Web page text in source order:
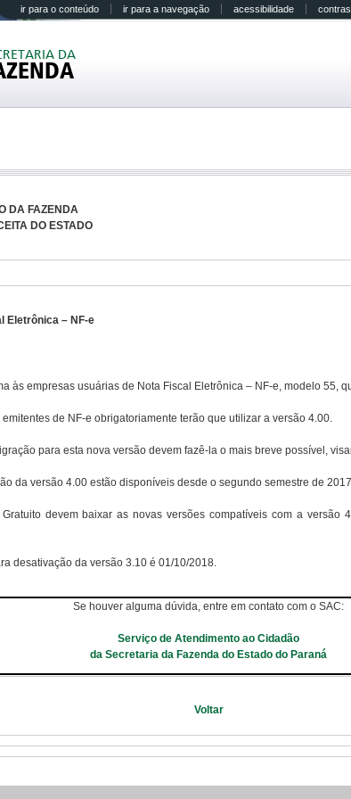
ir para o conteúdo ir para a navegação acessibilidade
DA
DA FAZENDA
DO ESTADO
Eletrônica – NF-e
às empresas usuárias de Nota Fiscal Eletrônica – NF-e, modelo 55,
de NF-e obrigatoriamente terão que utilizar a versão 4.00.
para esta nova versão devem fazê-la o mais breve possível,
da versão 4.00 estão disponíveis desde o segundo semestre de
devem baixar as novas versões compatíveis com a
desativação da versão 3.10 é 01/10/2018.
Se houver alguma dúvida, entre em contato com o SAC:
Serviço de Atendimento ao Cidadão
da Secretaria da Fazenda do Estado do Paraná
Voltar